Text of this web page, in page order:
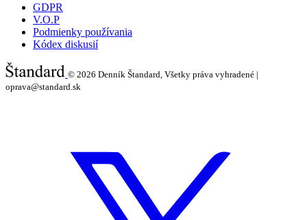
GDPR
V.O.P
Podmienky používania
Kódex diskusií
© 2026 Denník Štandard, Všetky práva vyhradené |
oprava@standard.sk